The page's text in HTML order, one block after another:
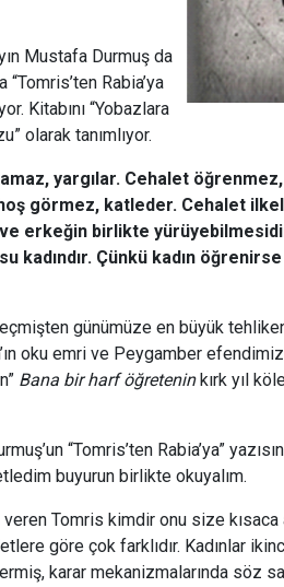
Mustafa Durmuş da
“Tomris’ten Rabia’ya
Kitabını “Yobazlara
olarak tanımlıyor.
yargılar. Cehalet
görmez, katleder. Cehalet
erkeğin birlikte
kadındır. Çünkü kadın
günümüze en büyük
oku emri ve Peygamber
Bana bir harf öğreteninkırk yıl
“Tomris’ten Rabia’ya”
buyurun birlikte okuyalım.
Tomris kimdir onu size kısaca
göre çok farklıdır. Kadınlar
karar mekanizmalarında söz